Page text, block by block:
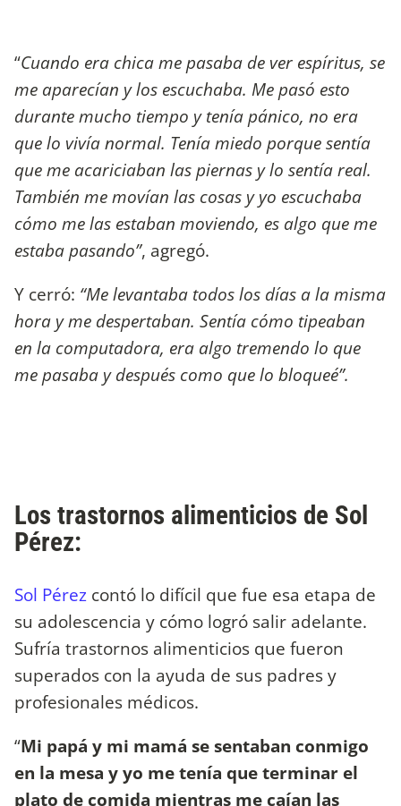
“Cuando era chica me pasaba de ver espíritus, se
me aparecían y los escuchaba. Me pasó esto
durante mucho tiempo y tenía pánico, no era
que lo vivía normal. Tenía miedo porque sentía
que me acariciaban las piernas y lo sentía real.
También me movían las cosas y yo escuchaba
cómo me las estaban moviendo, es algo que me
estaba pasando”, agregó.
Y cerró: “Me levantaba todos los días a la misma
hora y me despertaban. Sentía cómo tipeaban
en la computadora, era algo tremendo lo que
me pasaba y después como que lo bloqueé”.
Los trastornos alimenticios de Sol
Pérez:
Sol Pérez contó lo difícil que fue esa etapa de
su adolescencia y cómo logró salir adelante.
Sufría trastornos alimenticios que fueron
superados con la ayuda de sus padres y
profesionales médicos.
“Mi papá y mi mamá se sentaban conmigo
en la mesa y yo me tenía que terminar el
plato de comida mientras me caían las